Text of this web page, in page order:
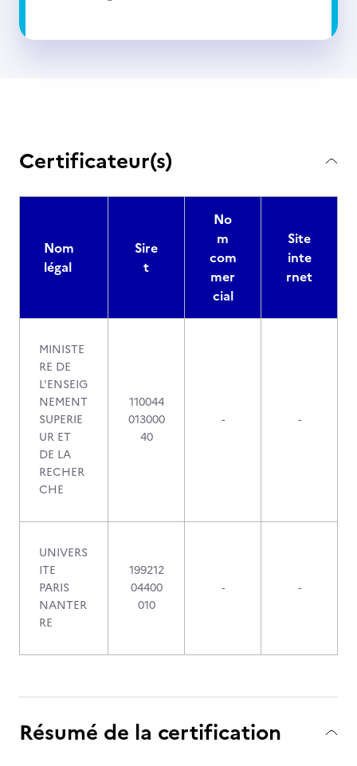
Certificateur(s)
Nom
légal
Sire
t
No
m
com
mer
cial
Site
inte
rnet
MINISTE
RE DE
L'ENSEIG
NEMENT
SUPERIE
UR ET
DE LA
RECHER
CHE
110044
013000
40
- -
UNIVERS
ITE
PARIS
NANTER
RE
199212
04400
010
- -
Résumé de la certification